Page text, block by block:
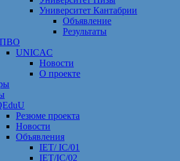
Университет Кантабрии
Объявление
Результаты
UNICAC
Новости
О проекте
Резюме проекта
Новости
Объявления
IET/ IC/01
IET/IC/02